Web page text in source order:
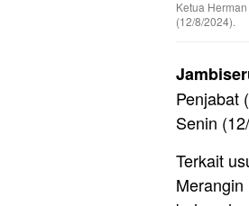
Ketua
(12/8/2024).
Penjabat
Senin
Terkait
Merangin